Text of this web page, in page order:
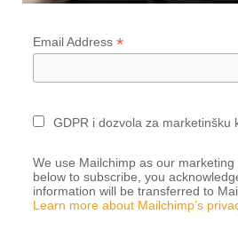
Email Address *
GDPR i dozvola za marketinšku
We use Mailchimp as our
below to subscribe, you
information will be transferred to
Learn more about Mailchimp’s